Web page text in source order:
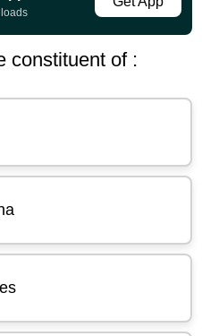
constituent of :